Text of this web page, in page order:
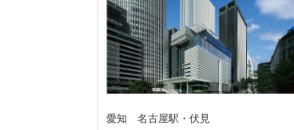
愛知 名古屋駅・伏見